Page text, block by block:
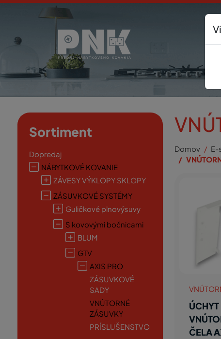
Sortiment
Dopredaj
NÁBYTKOVÉ KOVANIE
ZÁVESY VÝKLOPY SKLOPY
ZÁSUVKOVÉ SYSTÉMY
Guličkové plnovýsuvy
S kovovými bočnicami
BLUM
GTV
AXIS PRO
ZÁSUVKOVÉ
SADY
VNÚTORNÉ
ZÁSUVKY
PRÍSLUŠENSTVO
Domov E-
ÚCHYT
ČELA